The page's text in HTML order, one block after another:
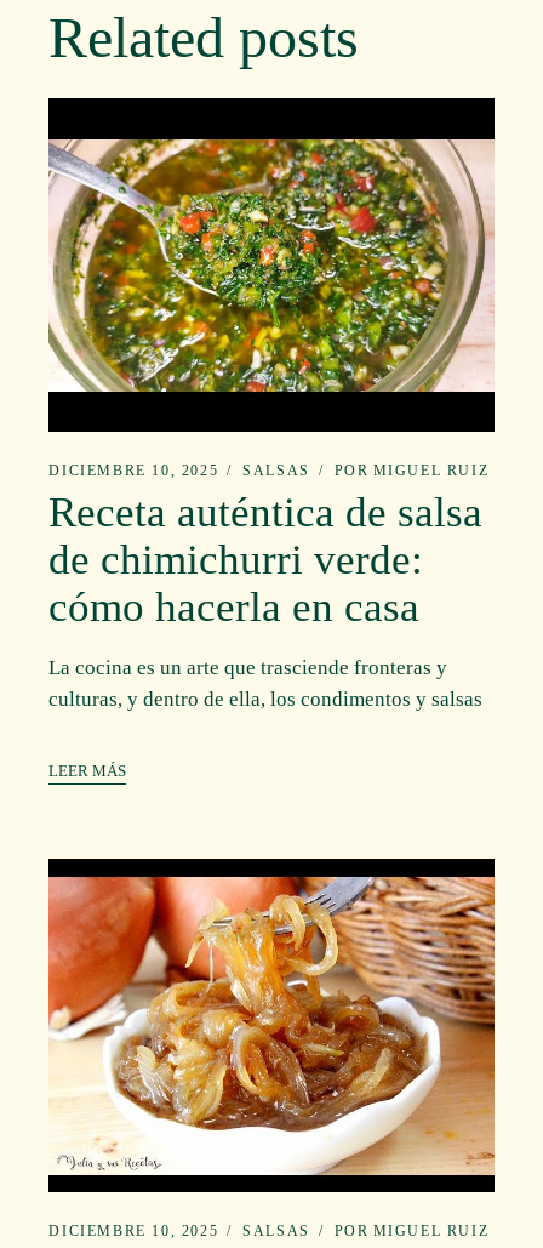
Related posts
DICIEMBRE 10, 2025 SALSAS POR MIGUEL RUIZ
Receta auténtica de salsa
de chimichurri verde:
cómo hacerla en casa
La cocina es un arte que trasciende fronteras y
culturas, y dentro de ella, los condimentos y salsas
LEER MÁS
DICIEMBRE 10, 2025 SALSAS POR MIGUEL RUIZ